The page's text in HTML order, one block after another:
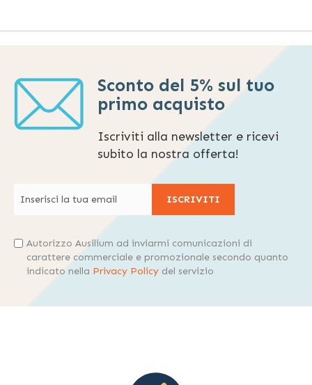
Sconto del 5% sul tuo
primo acquisto
Iscriviti alla newsletter e ricevi
subito la nostra offerta!
ISCRIVITI
Autorizzo Ausilium ad inviarmi comunicazioni di
carattere commerciale e promozionale secondo quanto
indicato nella Privacy Policy del servizio